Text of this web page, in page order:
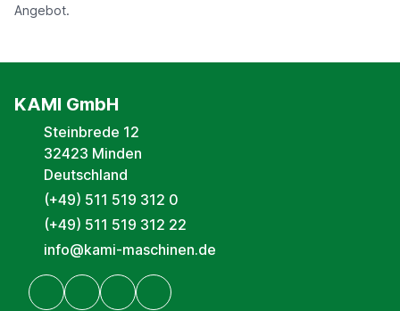
Angebot.
KAMI GmbH
Steinbrede 12
32423 Minden
Deutschland
(+49) 511 519 312 0
(+49) 511 519 312 22
info@kami-maschinen.de